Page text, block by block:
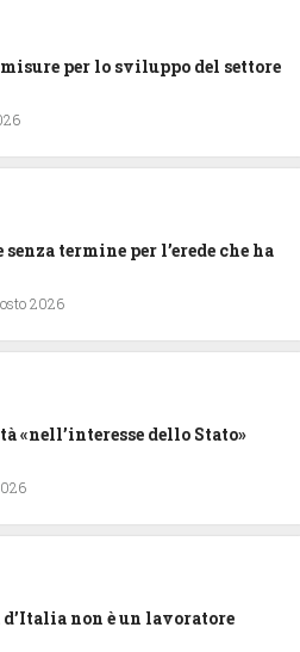
per lo sviluppo del settore
termine per l’erede che ha
2026
«nell’interesse dello Stato»
non è un lavoratore